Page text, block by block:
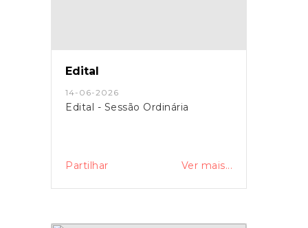
Edital
14-06-2026
Edital - Sessão Ordinária
Partilhar Ver mais...